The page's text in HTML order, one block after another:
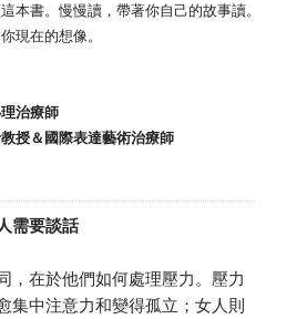
書。慢慢讀，帶著你自己的故事讀。
現在的想像。
治療師
授＆國際表達藝術治療師
需要談話
在於他們如何處理壓力。壓力
集中注意力和變得孤立；女人則